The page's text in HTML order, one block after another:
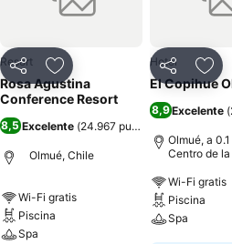
CompartirAgregar a favoritos
Resort
Rosa Agustina
Conference Resort
8,5 Excelente (24.967 puntuaciones
Olmué, Chile
Wi-Fi gratis
Piscina
Spa
Compartir
Hotel
El Copihue
8,9Excelente (
Olmué, a
Centro de
Wi-Fi gratis
Piscina
Spa